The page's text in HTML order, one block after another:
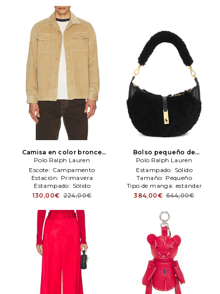
Camisa en color bronce
Polo Ralph Lauren
Polo Ralph Lauren
Escote: Campamento
Estación: Primavera
Estampado: Sólido
130,00€ 224,00€
Bolso pequeño de
bandolera en color negro
Polo Ralph Lauren
Polo Ralph Lauren
Estampado: Sólido
Tamaño: Pequeño
Tipo de manga: estándar
384,00€ 644,00€